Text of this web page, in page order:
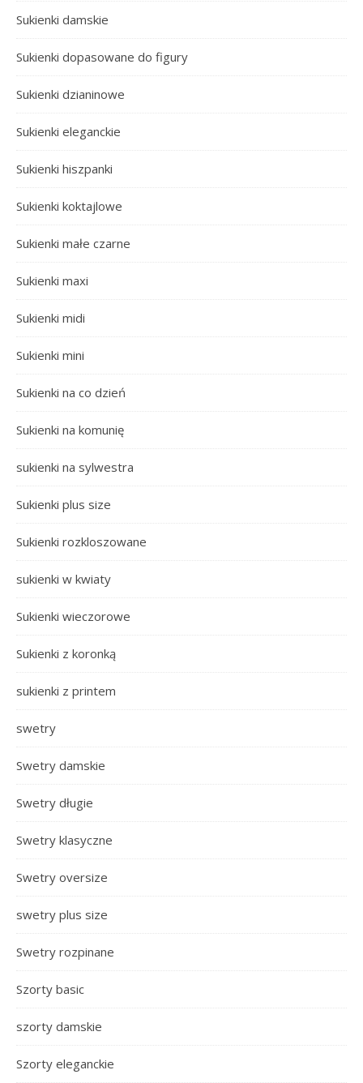
Sukienki damskie
Sukienki dopasowane do figury
Sukienki dzianinowe
Sukienki eleganckie
Sukienki hiszpanki
Sukienki koktajlowe
Sukienki małe czarne
Sukienki maxi
Sukienki midi
Sukienki mini
Sukienki na co dzień
Sukienki na komunię
sukienki na sylwestra
Sukienki plus size
Sukienki rozkloszowane
sukienki w kwiaty
Sukienki wieczorowe
Sukienki z koronką
sukienki z printem
swetry
Swetry damskie
Swetry długie
Swetry klasyczne
Swetry oversize
swetry plus size
Swetry rozpinane
Szorty basic
szorty damskie
Szorty eleganckie